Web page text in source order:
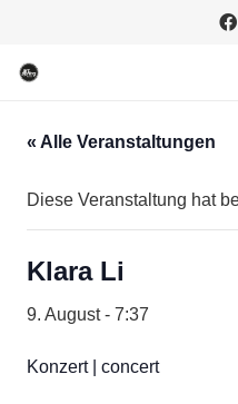
« Alle Veranstaltungen
Diese Veranstaltung hat
Klara Li
9. August - 7:37
Konzert | concert